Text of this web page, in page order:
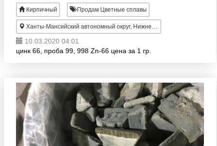
Кирпичный Продам Цветные сплавы
Ханты-Мансийский автономный округ, Нижневартовск
10.03.2020 04:01
цинк 66, проба 99, 998 Zn-66 цена за 1 гр.